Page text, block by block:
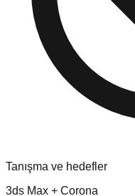
Tanışma ve hedefler
3ds Max + Corona